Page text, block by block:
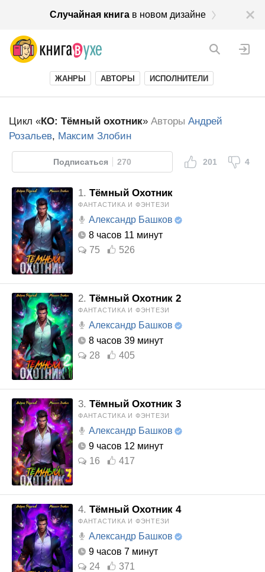
Случайная книгав новом дизайне
ЖАНРЫ АВТОРЫ ИСПОЛНИТЕЛИ
Цикл «КО: Тёмный охотник» Авторы Андрей
Розальев, Максим Злобин
Подписаться 270 201 4
1. Тёмный Охотник
ФАНТАСТИКА И ФЭНТЕЗИ
Александр Башков
8 часов 11 минут
75
526
2. Тёмный Охотник 2
ФАНТАСТИКА И ФЭНТЕЗИ
Александр Башков
8 часов 39 минут
28
405
3. Тёмный Охотник 3
ФАНТАСТИКА И ФЭНТЕЗИ
Александр Башков
9 часов 12 минут
16
417
4. Тёмный Охотник 4
ФАНТАСТИКА И ФЭНТЕЗИ
Александр Башков
9 часов 7 минут
24
371